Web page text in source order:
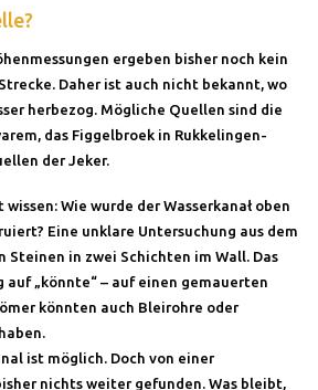
ergeben bisher noch kein
Daher ist auch nicht bekannt, wo
herbezog. Mögliche Quellen sind die
das Figgelbroek in Rukkelingen-
der Jeker.
Wie wurde der Wasserkanał oben
Eine unklare Untersuchung aus dem
Steinen in zwei Schichten im Wall. Das
auf „könnte“ – auf einen gemauerten
könnten auch Bleirohre oder
ist möglich. Doch von einer
nichts weiter gefunden. Was bleibt,